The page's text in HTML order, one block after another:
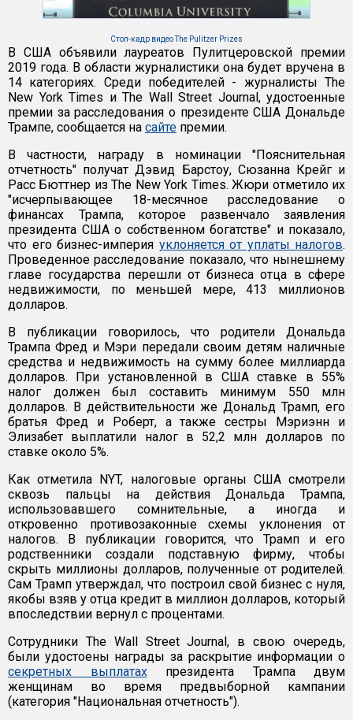
Стоп-кадр видео The Pulitzer Prizes
В США объявили лауреатов Пулитцеровской премии
2019 года. В области журналистики она будет вручена в
14 категориях. Среди победителей - журналисты The
New York Times и The Wall Street Journal, удостоенные
премии за расследования о президенте США Дональде
Трампе, сообщается на сайте премии.
В частности, награду в номинации "Пояснительная
отчетность" получат Дэвид Барстоу, Сюзанна Крейг и
Расс Бюттнер из The New York Times. Жюри отметило их
"исчерпывающее 18-месячное расследование о
финансах Трампа, которое развенчало заявления
президента США о собственном богатстве" и показало,
что его бизнес-империя уклоняется от уплаты налогов.
Проведенное расследование показало, что нынешнему
главе государства перешли от бизнеса отца в сфере
недвижимости, по меньшей мере, 413 миллионов
долларов.
В публикации говорилось, что родители Дональда
Трампа Фред и Мэри передали своим детям наличные
средства и недвижимость на сумму более миллиарда
долларов. При установленной в США ставке в 55%
налог должен был составить минимум 550 млн
долларов. В действительности же Дональд Трамп, его
братья Фред и Роберт, а также сестры Мэриэнн и
Элизабет выплатили налог в 52,2 млн долларов по
ставке около 5%.
Как отметила NYT, налоговые органы США смотрели
сквозь пальцы на действия Дональда Трампа,
использовавшего сомнительные, а иногда и
откровенно противозаконные схемы уклонения от
налогов. В публикации говорится, что Трамп и его
родственники создали подставную фирму, чтобы
скрыть миллионы долларов, полученные от родителей.
Сам Трамп утверждал, что построил свой бизнес с нуля,
якобы взяв у отца кредит в миллион долларов, который
впоследствии вернул с процентами.
Сотрудники The Wall Street Journal, в свою очередь,
были удостоены награды за раскрытие информации о
секретных выплатахпрезидента Трампа двум
женщинам во время предвыборной кампании
(категория "Национальная отчетность").